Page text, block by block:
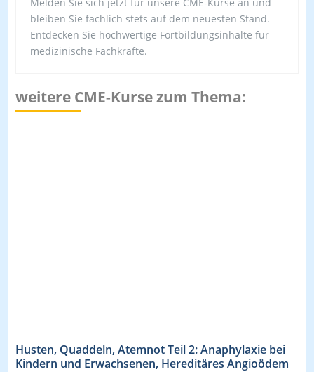
bleiben Sie fachlich stets auf dem neuesten Stand.
Entdecken Sie hochwertige Fortbildungsinhalte für
medizinische Fachkräfte.
weitere CME-Kurse zum Thema:
Husten, Quaddeln, Atemnot Teil 2: Anaphylaxie bei
Kindern und Erwachsenen, Hereditäres Angioödem